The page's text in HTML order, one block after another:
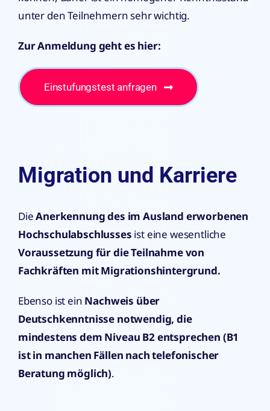
unter den Teilnehmern sehr wichtig.
Zur Anmeldung geht es hier:
Einstufungstest anfragen
Migration und Karriere
DieAnerkennung des im Ausland erworbenen
Hochschulabschlusses ist eine wesentliche
Voraussetzung für die Teilnahme von
Fachkräften mit Migrationshintergrund.
Ebenso ist ein Nachweis über
Deutschkenntnisse notwendig, die
mindestens dem Niveau B2 entsprechen (B1
ist in manchen Fällen nach telefonischer
Beratung möglich).